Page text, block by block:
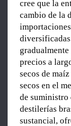
cree que la
cambio de la
precios a
secos de
secos en el
de suministro
destilerías
sustancial,